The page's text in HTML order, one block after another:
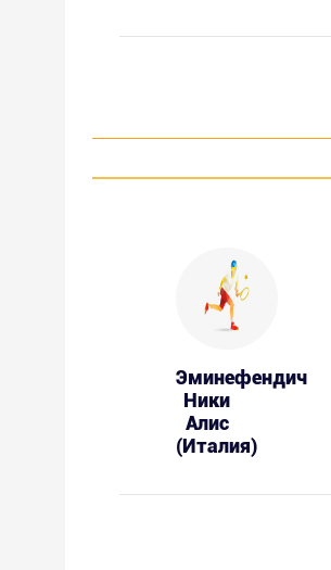
Эминефендич
Ники
Алис
(Италия)